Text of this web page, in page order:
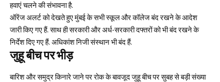
हवाएं चलने की संभावना है.
ऑरेंज अलर्ट को देखते हुए मुंबई के सभी स्कूल और कॉलेज बंद रखने के आदेश
जारी किए गए हैं. साथ ही सरकारी और अर्ध-सरकारी दफ्तरों को भी बंद रखने के
निर्देश दिए गए हैं. अधिकांश निजी संस्थान भी बंद हैं.
जुहू बीच पर भीड़
बारिश और समुद्र किनारे जाने पर रोक के बावजूद जुहू बीच पर सुबह से बड़ी संख्या